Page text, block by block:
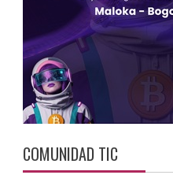
COMUNIDAD TIC